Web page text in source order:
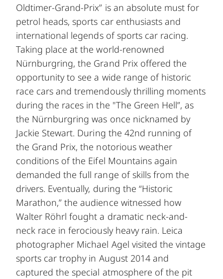
Oldtimer-Grand-Prix” is an absolute must for
petrol heads, sports car enthusiasts and
international legends of sports car racing.
Taking place at the world-renowned
Nürnburgring, the Grand Prix offered the
opportunity to see a wide range of historic
race cars and tremendously thrilling moments
during the races in the "The Green Hell”, as
the Nürnburgring was once nicknamed by
Jackie Stewart. During the 42nd running of
the Grand Prix, the notorious weather
conditions of the Eifel Mountains again
demanded the full range of skills from the
drivers. Eventually, during the “Historic
Marathon,” the audience witnessed how
Walter Röhrl fought a dramatic neck-and-
neck race in ferociously heavy rain. Leica
photographer Michael Agel visited the vintage
sports car trophy in August 2014 and
captured the special atmosphere of the pit